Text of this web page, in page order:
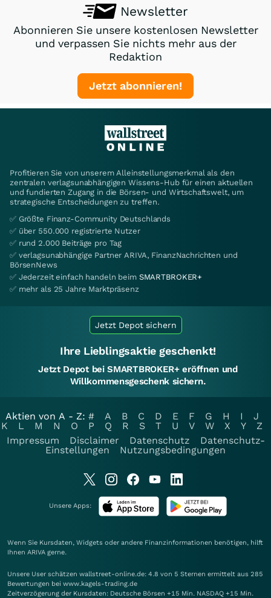
Newsletter
Abonnieren Sie unsere kostenlosen Newsletter
und verpassen Sie nichts mehr aus der
Redaktion
Jetzt abonnieren!
Profitieren Sie von unserem Alleinstellungsmerkmal als den
zentralen verlagsunabhängigen Wissens-Hub für einen aktuellen
und fundierten Zugang in die Börsen- und Wirtschaftswelt, um
strategische Entscheidungen zu treffen.
✅ Größte Finanz-Community Deutschlands
✅ über 550.000 registrierte Nutzer
✅ rund 2.000 Beiträge pro Tag
✅ verlagsunabhängige Partner ARIVA, FinanzNachrichten und
BörsenNews
✅ Jederzeit einfach handeln beim SMARTBROKER+
✅ mehr als 25 Jahre Marktpräsenz
Jetzt Depot sichern
Ihre Lieblingsaktie geschenkt!
Jetzt Depot bei SMARTBROKER+ eröffnen und
Willkommensgeschenk sichern.
Aktien von A - Z: # A B C D E F G H I
J
K
L M N O P Q R S T U V W X Y
Z
Impressum
Disclaimer Datenschutz
Datenschutz-
Einstellungen
Nutzungsbedingungen
Unsere Apps:
Wenn Sie Kursdaten, Widgets oder andere Finanzinformationen benötigen, hilft
Ihnen ARIVA gerne.
Unsere User schätzen wallstreet-online.de: 4.8 von 5 Sternen ermittelt aus 285
Bewertungen bei www.kagels-trading.de
Zeitverzögerung der Kursdaten: Deutsche Börsen +15 Min. NASDAQ +15 Min.